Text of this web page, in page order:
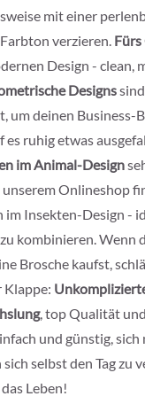
mit einer
verzieren.
Design - clean,
Designs
um deinen Business-
es ruhig etwas
im Animal-Design
unserem Onlineshop
Insekten-Design -
kombinieren. Wenn
Brosche kaufst,
Klappe:
, top Qualität
und günstig,
selbst den Tag zu
Leben!